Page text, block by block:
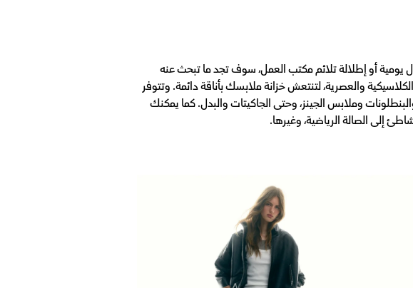
أو إطلالة تلائم مكتب العمل، سوف تجد ما تبحث عنه
والعصرية، لتنتعش خزانة ملابسك بأناقة دائمة. وتتوفر
وملابس الجينز، وحتى الجاكيتات والبدل. كما يمكنك
إلى الصالة الرياضية، وغيرها.